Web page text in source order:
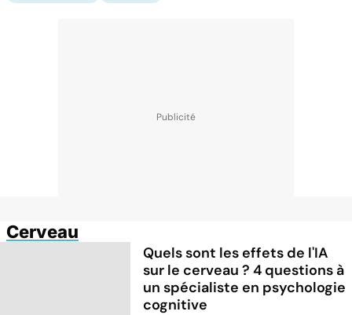
Cerveau
Quels sont les effets de l'IA
sur le cerveau ? 4 questions à
un spécialiste en psychologie
cognitive